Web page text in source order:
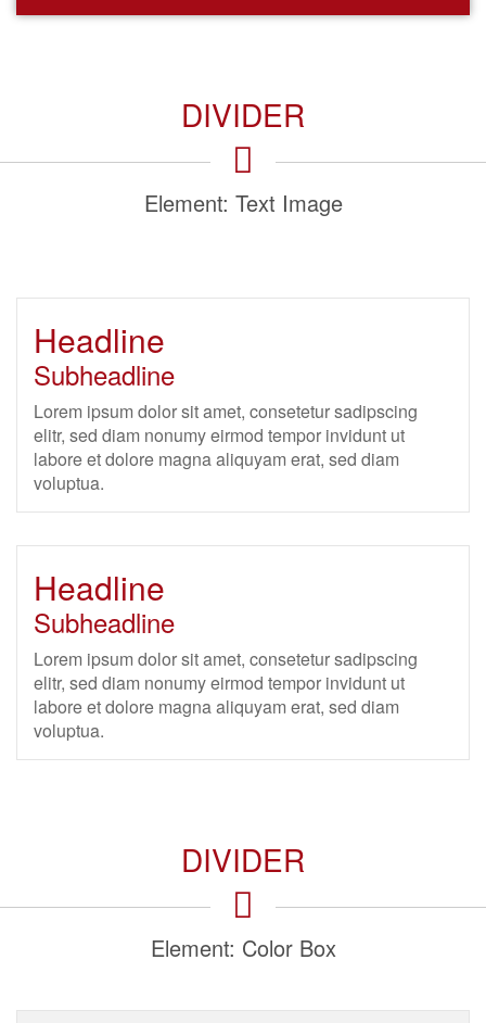
DIVIDER
Element: Text Image
Headline
Subheadline
Lorem ipsum dolor sit amet, consetetur sadipscing
elitr, sed diam nonumy eirmod tempor invidunt ut
labore et dolore magna aliquyam erat, sed diam
voluptua.
Headline
Subheadline
Lorem ipsum dolor sit amet, consetetur sadipscing
elitr, sed diam nonumy eirmod tempor invidunt ut
labore et dolore magna aliquyam erat, sed diam
voluptua.
DIVIDER
Element: Color Box